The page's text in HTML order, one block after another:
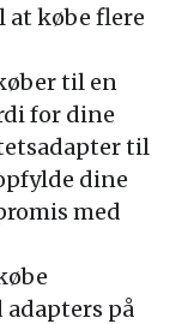
købe flere
til en
for dine
til
dine
med
på